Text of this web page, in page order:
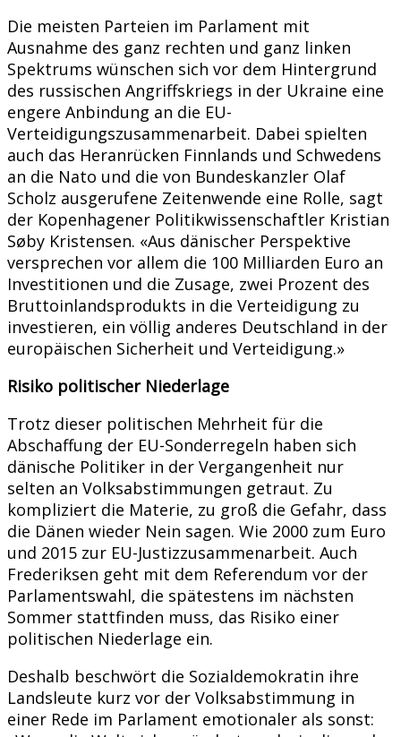
Die meisten Parteien im Parlament mit
Ausnahme des ganz rechten und ganz linken
Spektrums wünschen sich vor dem Hintergrund
des russischen Angriffskriegs in der Ukraine eine
engere Anbindung an die EU-
Verteidigungszusammenarbeit. Dabei spielten
auch das Heranrücken Finnlands und Schwedens
an die Nato und die von Bundeskanzler Olaf
Scholz ausgerufene Zeitenwende eine Rolle, sagt
der Kopenhagener Politikwissenschaftler Kristian
Søby Kristensen. «Aus dänischer Perspektive
versprechen vor allem die 100 Milliarden Euro an
Investitionen und die Zusage, zwei Prozent des
Bruttoinlandsprodukts in die Verteidigung zu
investieren, ein völlig anderes Deutschland in der
europäischen Sicherheit und Verteidigung.»
Risiko politischer Niederlage
Trotz dieser politischen Mehrheit für die
Abschaffung der EU-Sonderregeln haben sich
dänische Politiker in der Vergangenheit nur
selten an Volksabstimmungen getraut. Zu
kompliziert die Materie, zu groß die Gefahr, dass
die Dänen wieder Nein sagen. Wie 2000 zum Euro
und 2015 zur EU-Justizzusammenarbeit. Auch
Frederiksen geht mit dem Referendum vor der
Parlamentswahl, die spätestens im nächsten
Sommer stattfinden muss, das Risiko einer
politischen Niederlage ein.
Deshalb beschwört die Sozialdemokratin ihre
Landsleute kurz vor der Volksabstimmung in
einer Rede im Parlament emotionaler als sonst: